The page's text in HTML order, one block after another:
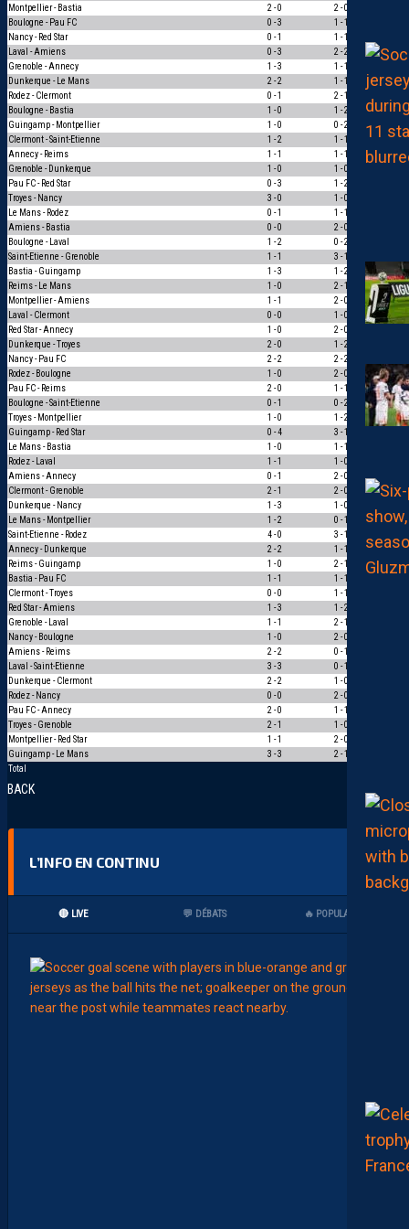
Montpellier - Bastia
2 - 0 2 - 0
Boulogne - Pau FC
0 - 3 1 - 1
Nancy - Red Star
0 - 1 1 - 1
Laval - Amiens
0 - 3 2 - 2
0
Grenoble - Annecy
1 - 3 1 - 1
Dunkerque - Le Mans
2 - 2 1 - 1
1
Rodez - Clermont
0 - 1 2 - 1
Boulogne - Bastia
1 - 0 1 - 2
0
Guingamp - Montpellier
1 - 0 0 - 2
Clermont - Saint-Etienne
1 - 2 1 - 1
0
Annecy - Reims
1 - 1 1 - 1
3
Grenoble - Dunkerque
1 - 0 1 - 0
Pau FC - Red Star
0 - 3 1 - 2
Troyes - Nancy
3 - 0 1 - 0
Le Mans - Rodez
0 - 1 1 - 1
Amiens - Bastia
0 - 0 2 - 0
Boulogne - Laval
1 - 2 0 - 2
Saint-Etienne - Grenoble
1 - 1 3 - 1
Bastia - Guingamp
1 - 3 1 - 2
1
Reims - Le Mans
1 - 0 2 - 1
1
Montpellier - Amiens
1 - 1 2 - 0
0
Laval - Clermont
0 - 0 1 - 0
0
Red Star - Annecy
1 - 0 2 - 0
Dunkerque - Troyes
2 - 0 1 - 2
Nancy - Pau FC
2 - 2 2 - 2
Rodez - Boulogne
1 - 0 2 - 0
1
Pau FC - Reims
2 - 0 1 - 1
0
Boulogne - Saint-Etienne
0 - 1 0 - 2
1
Troyes - Montpellier
1 - 0 1 - 2
0
Guingamp - Red Star
0 - 4 3 - 1
Le Mans - Bastia
1 - 0 1 - 1
Rodez - Laval
1 - 1 1 - 0
Amiens - Annecy
0 - 1 2 - 0
Clermont - Grenoble
2 - 1 2 - 0
1
Dunkerque - Nancy
1 - 3 1 - 0
Le Mans - Montpellier
1 - 2 0 - 1
1
Saint-Etienne - Rodez
4 - 0 3 - 1
Annecy - Dunkerque
2 - 2 1 - 1
1
Reims - Guingamp
1 - 0 2 - 1
1
Bastia - Pau FC
1 - 1 1 - 1
Clermont - Troyes
0 - 0 1 - 1
Red Star - Amiens
1 - 3 1 - 2
Grenoble - Laval
1 - 1 2 - 1
Nancy - Boulogne
1 - 0 2 - 0
Amiens - Reims
2 - 2 0 - 1
Laval - Saint-Etienne
3 - 3 0 - 1
Dunkerque - Clermont
2 - 2 1 - 0
Rodez - Nancy
0 - 0 2 - 0
Pau FC - Annecy
2 - 0 1 - 1
Troyes - Grenoble
2 - 1 1 - 0
Montpellier - Red Star
1 - 1 2 - 0
Guingamp - Le Mans
3 - 3 2 - 1
Total
BACK
L’INFO EN CONTINU
🔴 LIVE 💬 DÉBATS 🔥 POPULAIRES
È
M
C
D